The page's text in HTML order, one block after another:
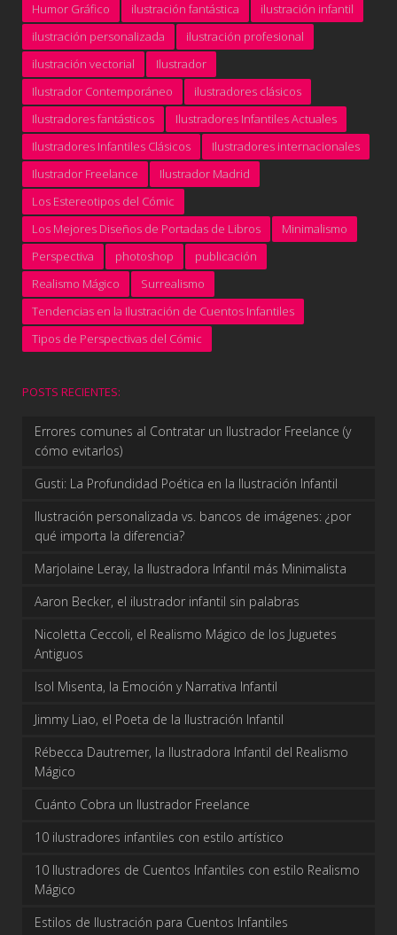
Humor Gráfico
ilustración fantástica
ilustración infantil
ilustración personalizada
ilustración profesional
ilustración vectorial
Ilustrador
Ilustrador Contemporáneo
ilustradores clásicos
Ilustradores fantásticos
Ilustradores Infantiles Actuales
Ilustradores Infantiles Clásicos
Ilustradores internacionales
Ilustrador Freelance
Ilustrador Madrid
Los Estereotipos del Cómic
Los Mejores Diseños de Portadas de Libros
Minimalismo
Perspectiva
photoshop
publicación
Realismo Mágico
Surrealismo
Tendencias en la Ilustración de Cuentos Infantiles
Tipos de Perspectivas del Cómic
POSTS RECIENTES:
Errores comunes al Contratar un Ilustrador Freelance (y
cómo evitarlos)
Gusti: La Profundidad Poética en la Ilustración Infantil
Ilustración personalizada vs. bancos de imágenes: ¿por
qué importa la diferencia?
Marjolaine Leray, la Ilustradora Infantil más Minimalista
Aaron Becker, el ilustrador infantil sin palabras
Nicoletta Ceccoli, el Realismo Mágico de los Juguetes
Antiguos
Isol Misenta, la Emoción y Narrativa Infantil
Jimmy Liao, el Poeta de la Ilustración Infantil
Rébecca Dautremer, la Ilustradora Infantil del Realismo
Mágico
Cuánto Cobra un Ilustrador Freelance
10 ilustradores infantiles con estilo artístico
10 Ilustradores de Cuentos Infantiles con estilo Realismo
Mágico
Estilos de Ilustración para Cuentos Infantiles